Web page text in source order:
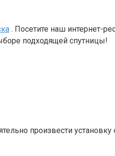
. Посетите наш интернет-
подходящей спутницы!
произвести установку